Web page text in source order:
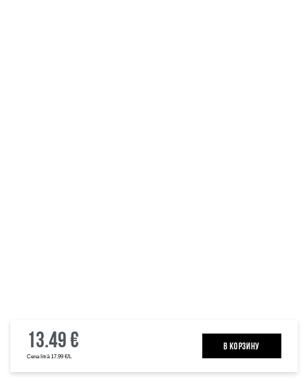
13.49 €
Cena litrā 17.99 €/L
B КОРЗИНУ